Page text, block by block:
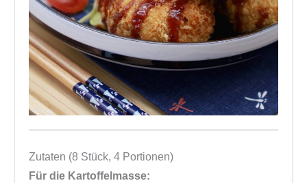
Zutaten (8 Stück, 4 Portionen)
Für die Kartoffelmasse: